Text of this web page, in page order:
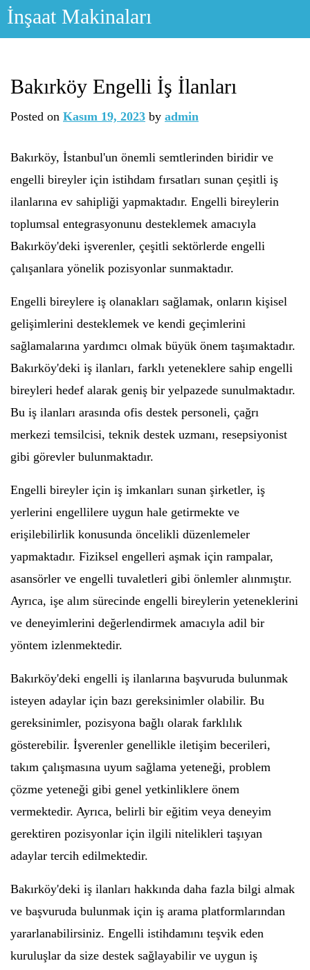
Skip
İnşaat Makinaları
Bakırköy Engelli İş İlanları
Posted on Kasım 19, 2023 by admin
Bakırköy, İstanbul'un önemli semtlerinden biridir ve
engelli bireyler için istihdam fırsatları sunan çeşitli iş
ilanlarına ev sahipliği yapmaktadır. Engelli bireylerin
toplumsal entegrasyonunu desteklemek amacıyla
Bakırköy'deki işverenler, çeşitli sektörlerde engelli
çalışanlara yönelik pozisyonlar sunmaktadır.
Engelli bireylere iş olanakları sağlamak, onların kişisel
gelişimlerini desteklemek ve kendi geçimlerini
sağlamalarına yardımcı olmak büyük önem taşımaktadır.
Bakırköy'deki iş ilanları, farklı yeteneklere sahip engelli
bireyleri hedef alarak geniş bir yelpazede sunulmaktadır.
Bu iş ilanları arasında ofis destek personeli, çağrı
merkezi temsilcisi, teknik destek uzmanı, resepsiyonist
gibi görevler bulunmaktadır.
Engelli bireyler için iş imkanları sunan şirketler, iş
yerlerini engellilere uygun hale getirmekte ve
erişilebilirlik konusunda öncelikli düzenlemeler
yapmaktadır. Fiziksel engelleri aşmak için rampalar,
asansörler ve engelli tuvaletleri gibi önlemler alınmıştır.
Ayrıca, işe alım sürecinde engelli bireylerin yeteneklerini
ve deneyimlerini değerlendirmek amacıyla adil bir
yöntem izlenmektedir.
Bakırköy'deki engelli iş ilanlarına başvuruda bulunmak
isteyen adaylar için bazı gereksinimler olabilir. Bu
gereksinimler, pozisyona bağlı olarak farklılık
gösterebilir. İşverenler genellikle iletişim becerileri,
takım çalışmasına uyum sağlama yeteneği, problem
çözme yeteneği gibi genel yetkinliklere önem
vermektedir. Ayrıca, belirli bir eğitim veya deneyim
gerektiren pozisyonlar için ilgili nitelikleri taşıyan
adaylar tercih edilmektedir.
Bakırköy'deki iş ilanları hakkında daha fazla bilgi almak
ve başvuruda bulunmak için iş arama platformlarından
yararlanabilirsiniz. Engelli istihdamını teşvik eden
kuruluşlar da size destek sağlayabilir ve uygun iş